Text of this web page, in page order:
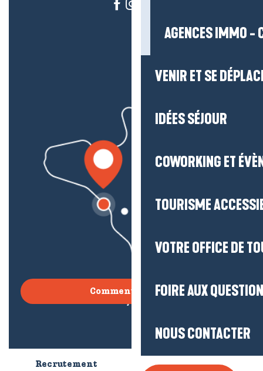
AGENCES IMMO -
VENIR ET SE
IDÉES SÉJOUR
COWORKING ET
TOURISME
VOTRE OFFICE DE
FOIRE AUX
NOUS CONTACTER
Comment venir ?
Recrutement Qui sommes-nous ?